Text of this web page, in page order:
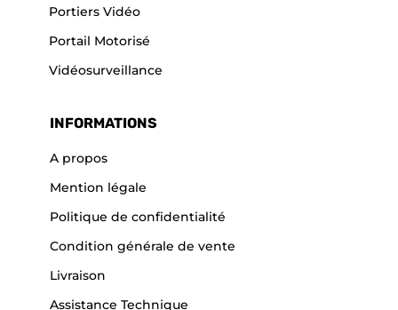
Portiers Vidéo
Portail Motorisé
Vidéosurveillance
INFORMATIONS
A propos
Mention légale
Politique de confidentialité
Condition générale de vente
Livraison
Assistance Technique